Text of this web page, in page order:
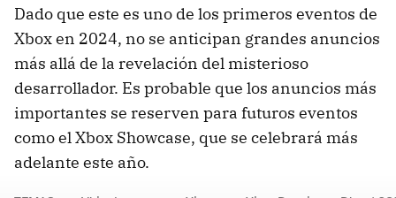
Dado que este es uno de los primeros eventos de
Xbox en 2024, no se anticipan grandes anuncios
más allá de la revelación del misterioso
desarrollador. Es probable que los anuncios más
importantes se reserven para futuros eventos
como el Xbox Showcase, que se celebrará más
adelante este año.